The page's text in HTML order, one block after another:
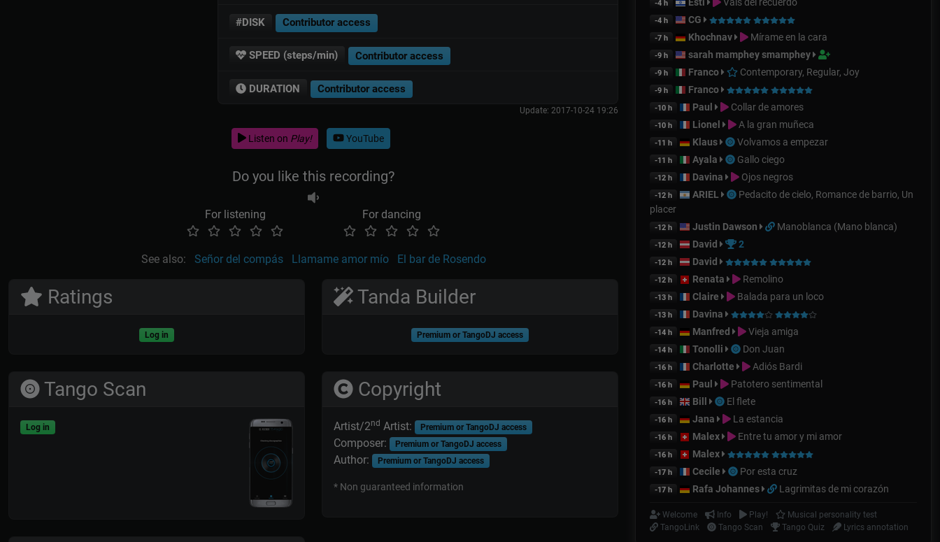
#DISK Contributor access
SPEED (steps/min) Contributor access
DURATION Contributor access
Update: 2017-10-24 19:26
Listen on Play! YouTube
Do you like this recording?
For listening For dancing
See also: Señor del compás Llamame amor mío El bar de Rosendo
Ratings
Log in
Tango Scan
Log in
Tanda Builder
Premium or TangoDJ access
Copyright
Artist/2nd Artist: Premium or TangoDJ access
Composer: Premium or TangoDJ access
Author: Premium or TangoDJ access
* Non guaranteed information
-4 h
-4 h CG
-7 h Khochnav Mírame en la cara
-9 h sarah mamphey smamphey
-9 h Franco Contemporary, Regular, Joy
-9 h Franco
-10 h Paul Collar de amores
-10 h Lionel A la gran muñeca
-11 h Klaus Volvamos a empezar
-11 h Ayala Gallo ciego
-12 h Davina Ojos negros
-12 h ARIEL
Pedacito de cielo, Romance de barrio, Un
placer
-12 h Justin Dawson Manoblanca (Mano blanca)
-12 h David 2
-12 h David
-12 h Renata Remolino
-13 h Claire Balada para un loco
-13 h Davina
-14 h Manfred Vieja amiga
-14 h Tonolli Don Juan
-16 h Charlotte Adiós Bardi
-16 h Paul Patotero sentimental
-16 h Bill El flete
-16 h Jana La estancia
-16 h Malex Entre tu amor y mi amor
-16 h Malex
-17 h Cecile Por esta cruz
-17 h Rafa Johannes Lagrimitas de mi corazón
Welcome Info Play!
Musical personality test
TangoLink
Tango Scan Tango Quiz Lyrics annotation